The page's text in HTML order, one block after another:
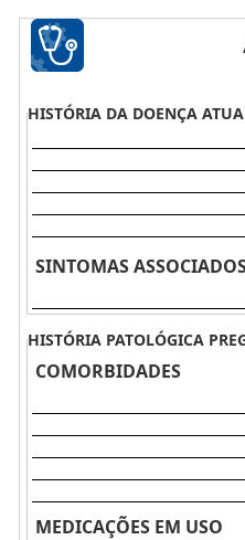
HISTÓRIA DA DOENÇA
SINTOMAS
HISTÓRIA PATOLÓGICA
COMORBIDADES
MEDICAÇÕES EM USO